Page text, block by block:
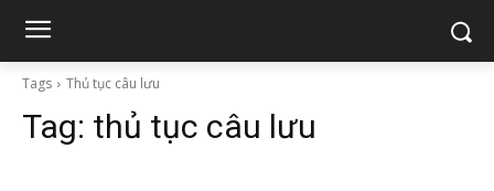
Tags Thủ tục câu lưu
Tag: thủ tục câu lưu